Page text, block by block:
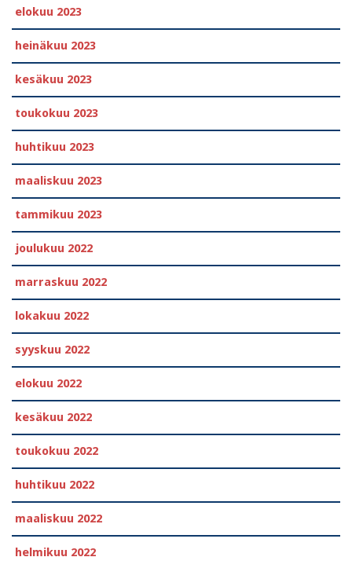
elokuu 2023
heinäkuu 2023
kesäkuu 2023
toukokuu 2023
huhtikuu 2023
maaliskuu 2023
tammikuu 2023
joulukuu 2022
marraskuu 2022
lokakuu 2022
syyskuu 2022
elokuu 2022
kesäkuu 2022
toukokuu 2022
huhtikuu 2022
maaliskuu 2022
helmikuu 2022